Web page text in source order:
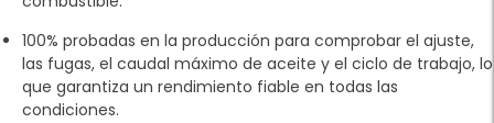
100% probadas en la producción para comprobar el ajuste,
las fugas, el caudal máximo de aceite y el ciclo de trabajo, lo
que garantiza un rendimiento fiable en todas las
condiciones.